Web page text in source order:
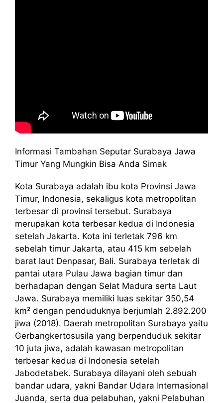
Informasi Tambahan Seputar Surabaya Jawa
Timur Yang Mungkin Bisa Anda Simak
Kota Surabaya adalah ibu kota Provinsi Jawa
Timur, Indonesia, sekaligus kota metropolitan
terbesar di provinsi tersebut. Surabaya
merupakan kota terbesar kedua di Indonesia
setelah Jakarta. Kota ini terletak 796 km
sebelah timur Jakarta, atau 415 km sebelah
barat laut Denpasar, Bali. Surabaya terletak di
pantai utara Pulau Jawa bagian timur dan
berhadapan dengan Selat Madura serta Laut
Jawa. Surabaya memiliki luas sekitar 350,54
km² dengan penduduknya berjumlah 2.892.200
jiwa (2018). Daerah metropolitan Surabaya yaitu
Gerbangkertosusila yang berpenduduk sekitar
10 juta jiwa, adalah kawasan metropolitan
terbesar kedua di Indonesia setelah
Jabodetabek. Surabaya dilayani oleh sebuah
bandar udara, yakni Bandar Udara Internasional
Juanda, serta dua pelabuhan, yakni Pelabuhan